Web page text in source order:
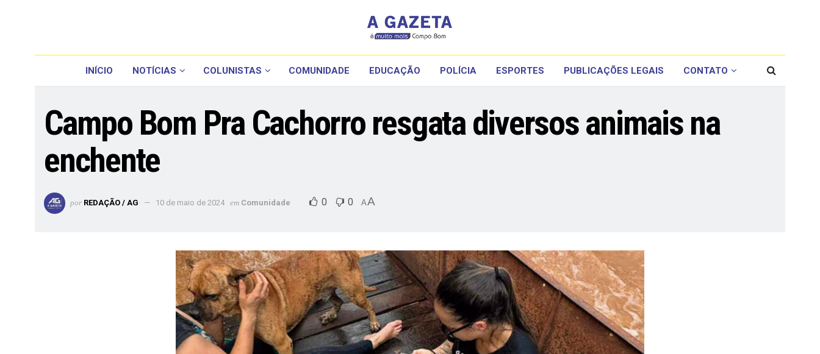
INÍCIO NOTÍCIAS COLUNISTAS COMUNIDADE EDUCAÇÃO POLÍCIA ESPORTES PUBLICAÇÕES LEGAIS CONTATO
Campo Bom Pra Cachorro resgata diversos animais na
enchente
por REDAÇÃO / AG 10 de maio de 2024 em Comunidade 0 0 AA